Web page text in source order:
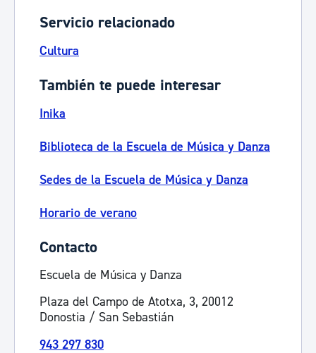
Servicio relacionado
Cultura
También te puede interesar
Inika
Biblioteca de la Escuela de Música y Danza
Sedes de la Escuela de Música y Danza
Horario de verano
Contacto
Escuela de Música y Danza
Plaza del Campo de Atotxa, 3, 20012
Donostia / San Sebastián
943 297 830